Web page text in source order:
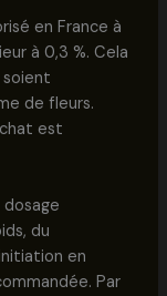
en France à
à 0,3 %. Cela
soient
de fleurs.
est
dosage
du
en
Par